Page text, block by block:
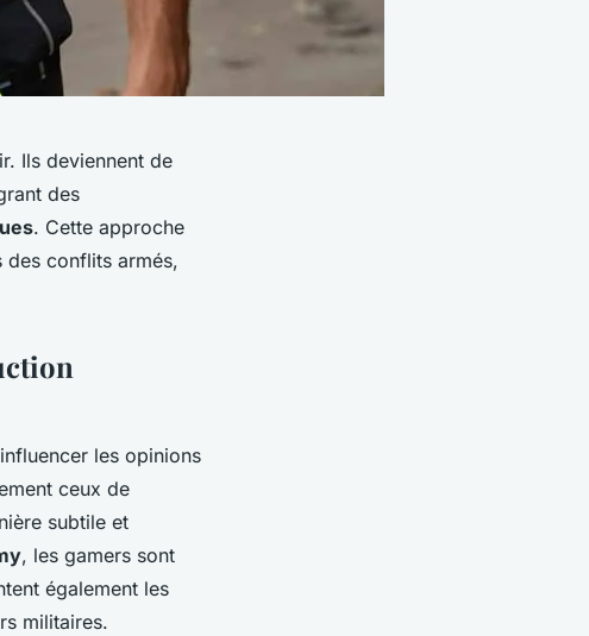
Ils deviennent de
des
. Cette approche
des conflits armés,
les opinions
ceux de
subtile et
, les gamers sont
également les
militaires.